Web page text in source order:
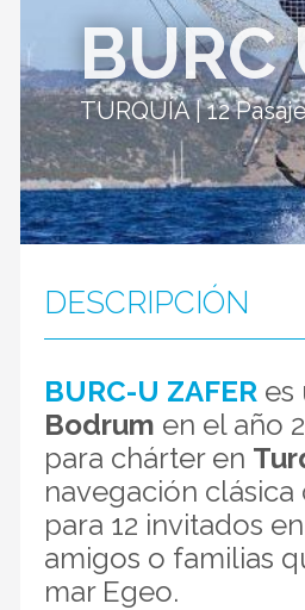
BURC
TURQUÍA | 12
DESCRIPCIÓN
BURC-U ZAFER es
Bodrum en el año
para chárter en
navegación
para 12 invitados
amigos o familias
mar Egeo.